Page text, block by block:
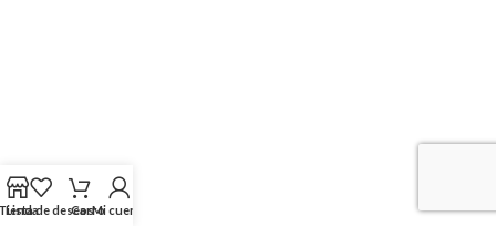
Lista de deseos
CarroMi cuenta